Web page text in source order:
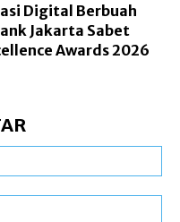
Digital Berbuah
Jakarta Sabet
Awards 2026